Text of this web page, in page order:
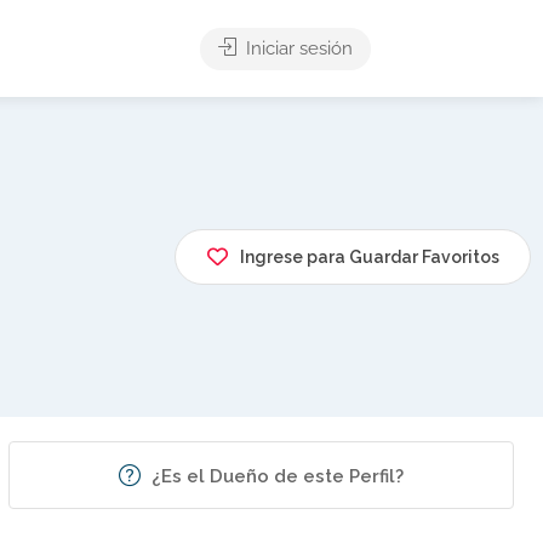
Iniciar sesión
Ingrese para Guardar Favoritos
¿Es el Dueño de este Perfil?